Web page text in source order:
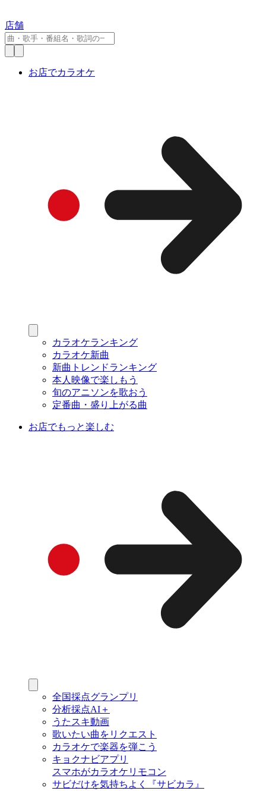
店舗
お店でカラオケ
カラオケランキング
カラオケ新曲
新曲トレンドランキング
本人映像で楽しもう
旬のアニソンを歌おう
定番曲・盛り上がる曲
お店でもっと楽しむ
全国採点グランプリ
分析採点AI＋
うたスキ動画
歌いたい曲をリクエスト
カラオケで楽器を弾こう
キョクナビアプリ
スマホがカラオケリモコン
サビだけを気持ちよく『サビカラ』